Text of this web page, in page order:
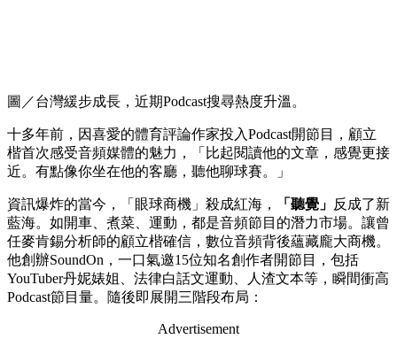
圖／台灣緩步成長，近期Podcast搜尋熱度升溫。
十多年前，因喜愛的體育評論作家投入Podcast開節目，顧立
楷首次感受音頻媒體的魅力，「比起閱讀他的文章，感覺更接
近。有點像你坐在他的客廳，聽他聊球賽。」
資訊爆炸的當今，「眼球商機」殺成紅海， 「聽覺」 反成了新
藍海。如開車、煮菜、運動，都是音頻節目的潛力市場。讓曾
任麥肯錫分析師的顧立楷確信，數位音頻背後蘊藏龐大商機。
他創辦SoundOn，一口氣邀15位知名創作者開節目，包括
YouTuber丹妮婊姐、法律白話文運動、人渣文本等，瞬間衝高
Podcast節目量。隨後即展開三階段布局：
Advertisement